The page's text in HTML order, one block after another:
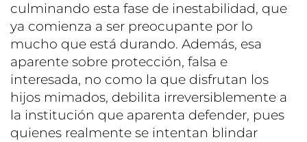
culminando esta fase de inestabilidad, que
ya comienza a ser preocupante por lo
mucho que está durando. Además, esa
aparente sobre protección, falsa e
interesada, no como la que disfrutan los
hijos mimados, debilita irreversiblemente a
la institución que aparenta defender, pues
quienes realmente se intentan blindar